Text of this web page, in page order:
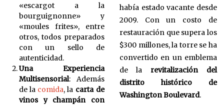
«escargot a la
bourguignonne» y
«moules frites», entre
otros, todos preparados
con un sello de
autenticidad.
Una Experiencia
Multisensorial: Además
de la comida, la carta de
vinos y champán con
había estado vacante desde
2009. Con un costo de
restauración que supera los
$300 millones, la torre se ha
convertido en un emblema
de la revitalización del
distrito histórico de
Washington Boulevard.